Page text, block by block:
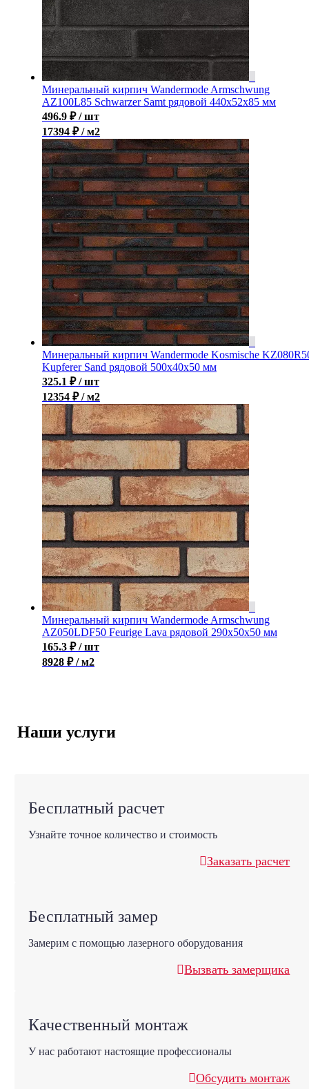
Минеральный кирпич Wandermode Armschwung
AZ100L85 Schwarzer Samt рядовой 440x52x85 мм
496.9 ₽ / шт
17394 ₽ / м2
Минеральный кирпич Wandermode Kosmische
Kupferer Sand рядовой 500x40x50 мм
325.1 ₽ / шт
12354 ₽ / м2
Минеральный кирпич Wandermode Armschwung
AZ050LDF50 Feurige Lava рядовой 290x50x50 мм
165.3 ₽ / шт
8928 ₽ / м2
Наши услуги
Бесплатный расчет
Узнайте точное количество и стоимость
Заказать расчет
Бесплатный замер
Замерим с помощью лазерного оборудования
Вызвать замерщика
Качественный монтаж
У нас работают настоящие профессионалы
Обсудить монтаж